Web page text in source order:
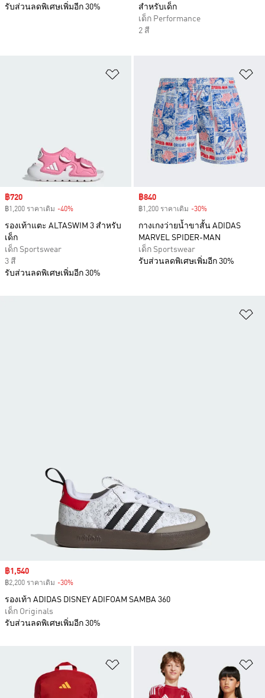
รับส่วนลดพิเศษเพิ่มอีก 30%
สำหรับเด็ก
เด็ก Performance
2 สี
Sale price
฿720
฿1,200 ราคาเดิม -40%
รองเท้าแตะ ALTASWIM 3 สำหรับ
เด็ก
เด็ก Sportswear
3 สี
รับส่วนลดพิเศษเพิ่มอีก 30%
Sale price
฿840
฿1,200 ราคาเดิม -30%
กางเกงว่ายน้ำขาสั้น ADIDAS
MARVEL SPIDER-MAN
เด็ก Sportswear
รับส่วนลดพิเศษเพิ่มอีก 30%
เพิ่มไปยังรายการสินค้าโปรด
Sale price
฿1,540
฿2,200 ราคาเดิม -30%
รองเท้า ADIDAS DISNEY ADIFOAM SAMBA 360
เด็ก Originals
รับส่วนลดพิเศษเพิ่มอีก 30%